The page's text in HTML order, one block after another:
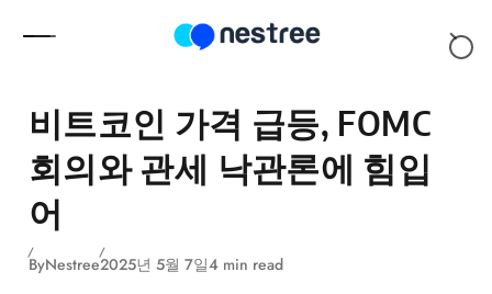
비트코인 가격 급등, FOMC
회의와 관세 낙관론에 힘입
어
ByNestree2025년 5월 7일4 min read